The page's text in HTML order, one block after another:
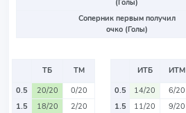
(Голы)
Соперник первым получил
очко (Голы)
ТБ
ТМ
0.5
20/20
0/20
1.5
18/20
2/20
ИТБ
ИТМ
0.5
14/20
6/20
1.5
11/20
9/20